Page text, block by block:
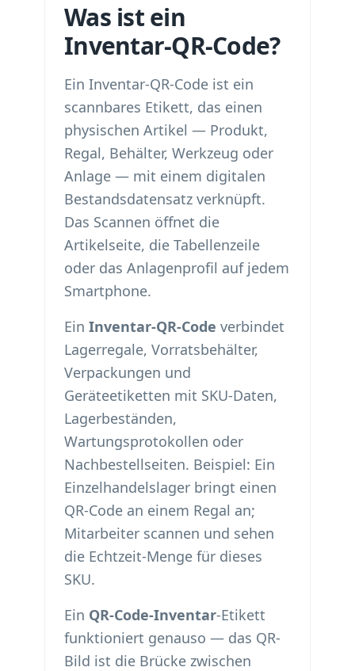
Was ist ein
Inventar-QR-Code?
Ein Inventar-QR-Code ist ein
scannbares Etikett, das einen
physischen Artikel — Produkt,
Regal, Behälter, Werkzeug oder
Anlage — mit einem digitalen
Bestandsdatensatz verknüpft.
Das Scannen öffnet die
Artikelseite, die Tabellenzeile
oder das Anlagenprofil auf jedem
Smartphone.
Ein Inventar-QR-Code verbindet
Lagerregale, Vorratsbehälter,
Verpackungen und
Geräteetiketten mit SKU-Daten,
Lagerbeständen,
Wartungsprotokollen oder
Nachbestellseiten. Beispiel: Ein
Einzelhandelslager bringt einen
QR-Code an einem Regal an;
Mitarbeiter scannen und sehen
die Echtzeit-Menge für dieses
SKU.
Ein QR-Code-Inventar-Etikett
funktioniert genauso — das QR-
Bild ist die Brücke zwischen